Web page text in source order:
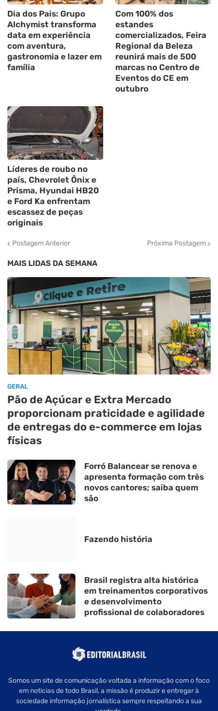
Dia dos Pais: Grupo
Alchymist transforma
data em experiência
com aventura,
gastronomia e lazer em
família
Com 100% dos
estandes
comercializados, Feira
Regional da Beleza
reunirá mais de 500
marcas no Centro de
Eventos do CE em
outubro
Líderes de roubo no
país, Chevrolet Ônix e
Prisma, Hyundai HB20
e Ford Ka enfrentam
escassez de peças
originais
Postagem Anterior Próxima Postagem
MAIS LIDAS DA SEMANA
GERAL
Pão de Açúcar e Extra Mercado
proporcionam praticidade e agilidade
de entregas do e-commerce em lojas
físicas
Forró Balancear se renova e
apresenta formação com três
novos cantores; saiba quem
são
Fazendo história
Brasil registra alta histórica
em treinamentos corporativos
e desenvolvimento
profissional de colaboradores
Somos um site de comunicação voltada a informação com o foco
em noticias de todo Brasil, a missão é produzir e entregar à
sociedade informação jornalística sempre respeitando a sua